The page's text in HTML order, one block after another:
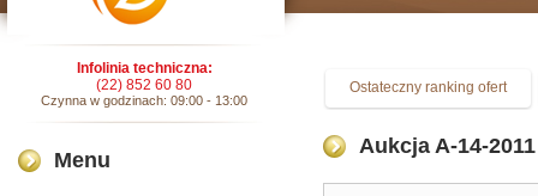
Ostateczny ranking ofert
Aukcja A-14-
Infolinia techniczna:
(22) 852 60 80
Czynna w godzinach: 09:00 - 13:00
Menu